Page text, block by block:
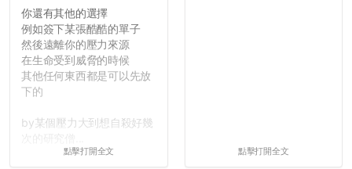
你還有其他的選擇
例如簽下某張酷酷的單子
然後遠離你的壓力來源
在生命受到威脅的時候
其他任何東西都是可以先放
下的
by某個壓力大到想自殺好幾
點擊打開全文 點擊打開全文